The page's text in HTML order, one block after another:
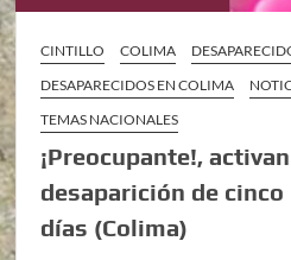
CINTILLO COLIMA
DESAPARECIDOS EN COLIMA
TEMAS NACIONALES
¡Preocupante!,
desaparición de
días (Colima)